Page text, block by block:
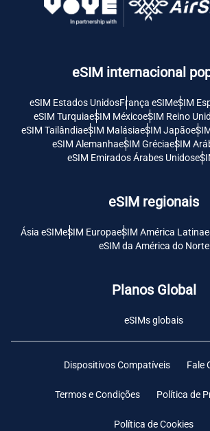
eSIM internacional
eSIM Estados UnidosFrança eSIMeSIM
eSIM TurquiaeSIM MéxicoeSIM Reino
eSIM TailândiaeSIM MalásiaeSIM Japão
eSIM AlemanhaeSIM GréciaeSIM
eSIM Emirados Árabes Unidos
eSIM regionais
Ásia eSIMeSIM EuropaeSIM América Latina
eSIM da América do Norte
Planos Global
eSIMs globais
Dispositivos Compatíveis Fale
Termos e Condições Política de
Política de Cookies